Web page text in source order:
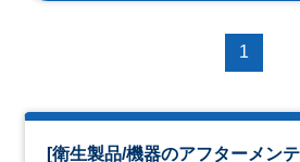
1
[衛生製品/機器のアフターメン